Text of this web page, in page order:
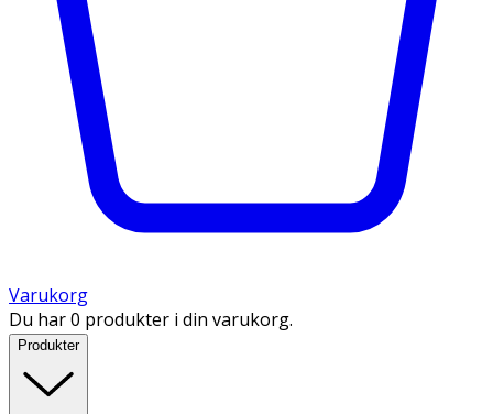
Varukorg
Du har 0 produkter i din varukorg.
Produkter